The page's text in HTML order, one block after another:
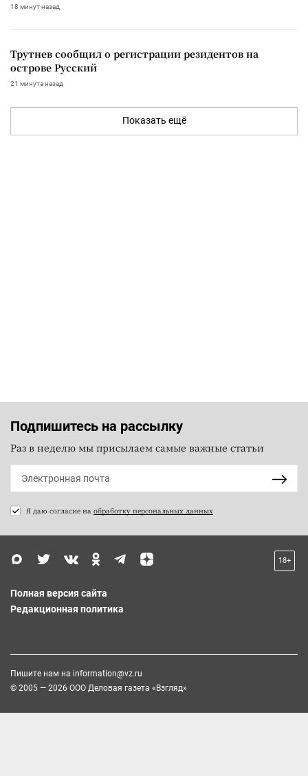
18 минут назад
Трутнев сообщил о регистрации резидентов на
острове Русский
21 минута назад
Показать ещё
Подпишитесь на рассылку
Раз в неделю мы присылаем самые важные статьи
Я даю согласие на обработку персональных данных
18+
Полная версия сайта
Редакционная политика
Пишите нам на information@vz.ru
© 2005 — 2026 ООО Деловая газета «Взгляд»